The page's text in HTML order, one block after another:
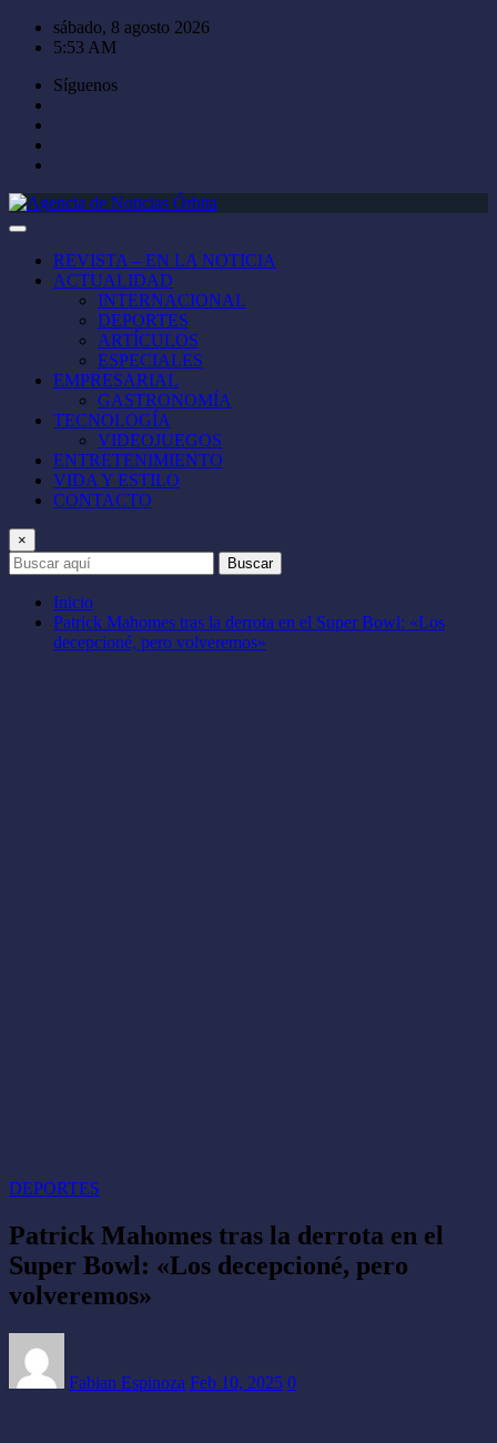
Saltar
sábado, 8 agosto 2026
5:53 AM
Síguenos
REVISTA – EN LA NOTICIA
ACTUALIDAD
INTERNACIONAL
DEPORTES
ARTÍCULOS
ESPECIALES
EMPRESARIAL
GASTRONOMÍA
TECNOLOGÍA
VIDEOJUEGOS
ENTRETENIMIENTO
VIDA Y ESTILO
CONTACTO
×
Buscar
Inicio
Patrick Mahomes tras la derrota en el Super Bowl: «Los
decepcioné, pero volveremos»
DEPORTES
Patrick Mahomes tras la derrota en el
Super Bowl: «Los decepcioné, pero
volveremos»
Fabian Espinoza Feb 10, 2025 0